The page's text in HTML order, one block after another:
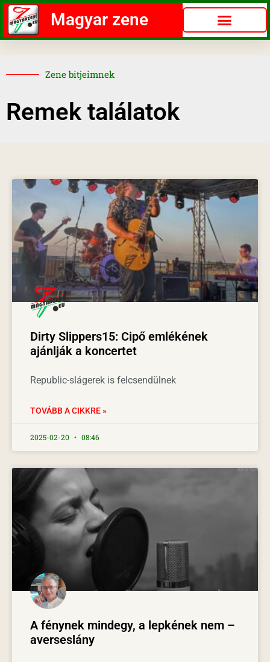
Magyar zene
Zene bitjeimnek
Remek találatok
Dirty Slippers15: Cipő emlékének
ajánlják a koncertet
Republic-slágerek is felcsendülnek
TOVÁBB A CIKKRE »
2025-02-20 08:46
A fénynek mindegy, a lepkének nem –
averseslány